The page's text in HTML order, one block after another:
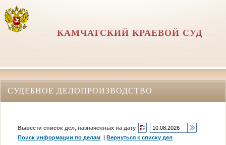
КАМЧАТСКИЙ КРАЕВОЙ СУД
СУДЕБНОЕ ДЕЛОПРОИЗВОДСТВО
Вывести список дел, назначенных на дату
Поиск информации по делам |Вернуться к списку дел